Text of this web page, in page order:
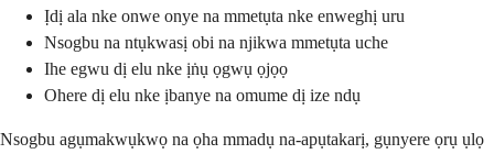
Ịdị ala nke onwe onye na mmetụta nke enweghị uru
Nsogbu na ntụkwasị obi na njikwa mmetụta uche
Ihe egwu dị elu nke ịṅụ ọgwụ ọjọọ
Ohere dị elu nke ịbanye na omume dị ize ndụ
Nsogbu agụmakwụkwọ na ọha mmadụ na-apụtakarị, gụnyere ọrụ ụlọ